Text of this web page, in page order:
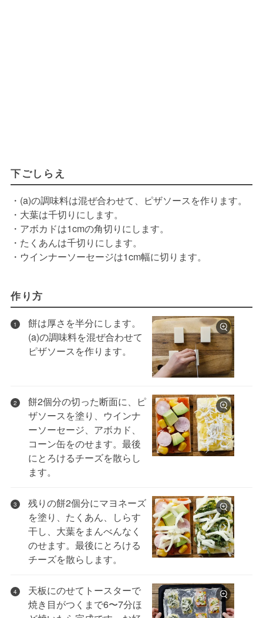
下ごしらえ
・(a)の調味料は混ぜ合わせて、ピザソースを作ります。
・大葉は千切りにします。
・アボカドは1cmの角切りにします。
・たくあんは千切りにします。
・ウインナーソーセージは1cm幅に切ります。
作り方
1
餅は厚さを半分にします。
(a)の調味料を混ぜ合わせて
ピザソースを作ります。
2
餅2個分の切った断面に、ピ
ザソースを塗り、ウインナ
ーソーセージ、アボカド、
コーン缶をのせます。最後
にとろけるチーズを散らし
ます。
3
残りの餅2個分にマヨネーズ
を塗り、たくあん、しらす
干し、大葉をまんべんなく
のせます。最後にとろける
チーズを散らします。
4
天板にのせてトースターで
焼き目がつくまで6〜7分ほ